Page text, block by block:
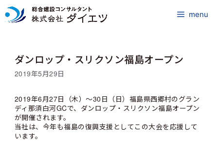
コ
ン
menu
ダンロップ・スリクソン福島オープン
2019年5月29日
2019年6月27日（木）～30日（日）福島県西郷村のグラン
ディ那須白河GCで、ダンロップ・スリクソン福島オープン
が開催されます。
当社は、今年も福島の復興支援としてこの大会を応援して
います。